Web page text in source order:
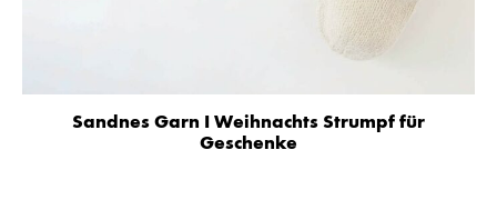
Sandnes Garn I Weihnachts Strumpf für
Geschenke